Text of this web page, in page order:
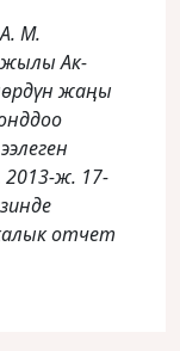
М.
жылы Ак-
жаңы
2013-ж. 17-
отчет